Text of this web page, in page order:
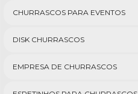
CHURRASCOS PARA EVENTOS
DISK CHURRASCOS
EMPRESA DE CHURRASCOS